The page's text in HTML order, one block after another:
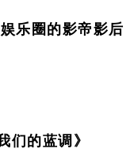
乐圈的影帝影后
们的蓝调》